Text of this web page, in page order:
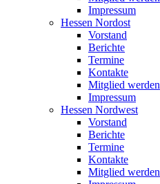
Impressum
Hessen Nordost
Vorstand
Berichte
Termine
Kontakte
Mitglied werden
Impressum
Hessen Nordwest
Vorstand
Berichte
Termine
Kontakte
Mitglied werden